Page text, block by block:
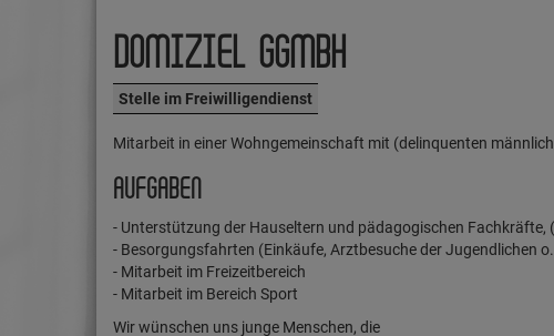
DOMIZIEL GGMBH
Stelle im Freiwilligendienst
Mitarbeit in einer Wohngemeinschaft mit (delinquenten
AUFGABEN
- Unterstützung der Hauseltern und pädagogischen
- Besorgungsfahrten (Einkäufe, Arztbesuche der Jugendlichen
- Mitarbeit im Freizeitbereich
- Mitarbeit im Bereich Sport
Wir wünschen uns junge Menschen, die